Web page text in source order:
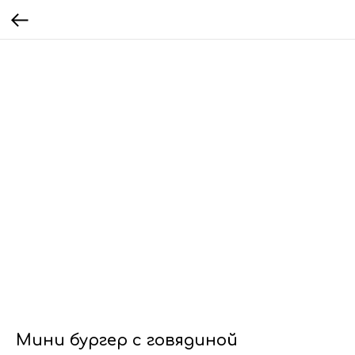
Мини бургер с говядиной